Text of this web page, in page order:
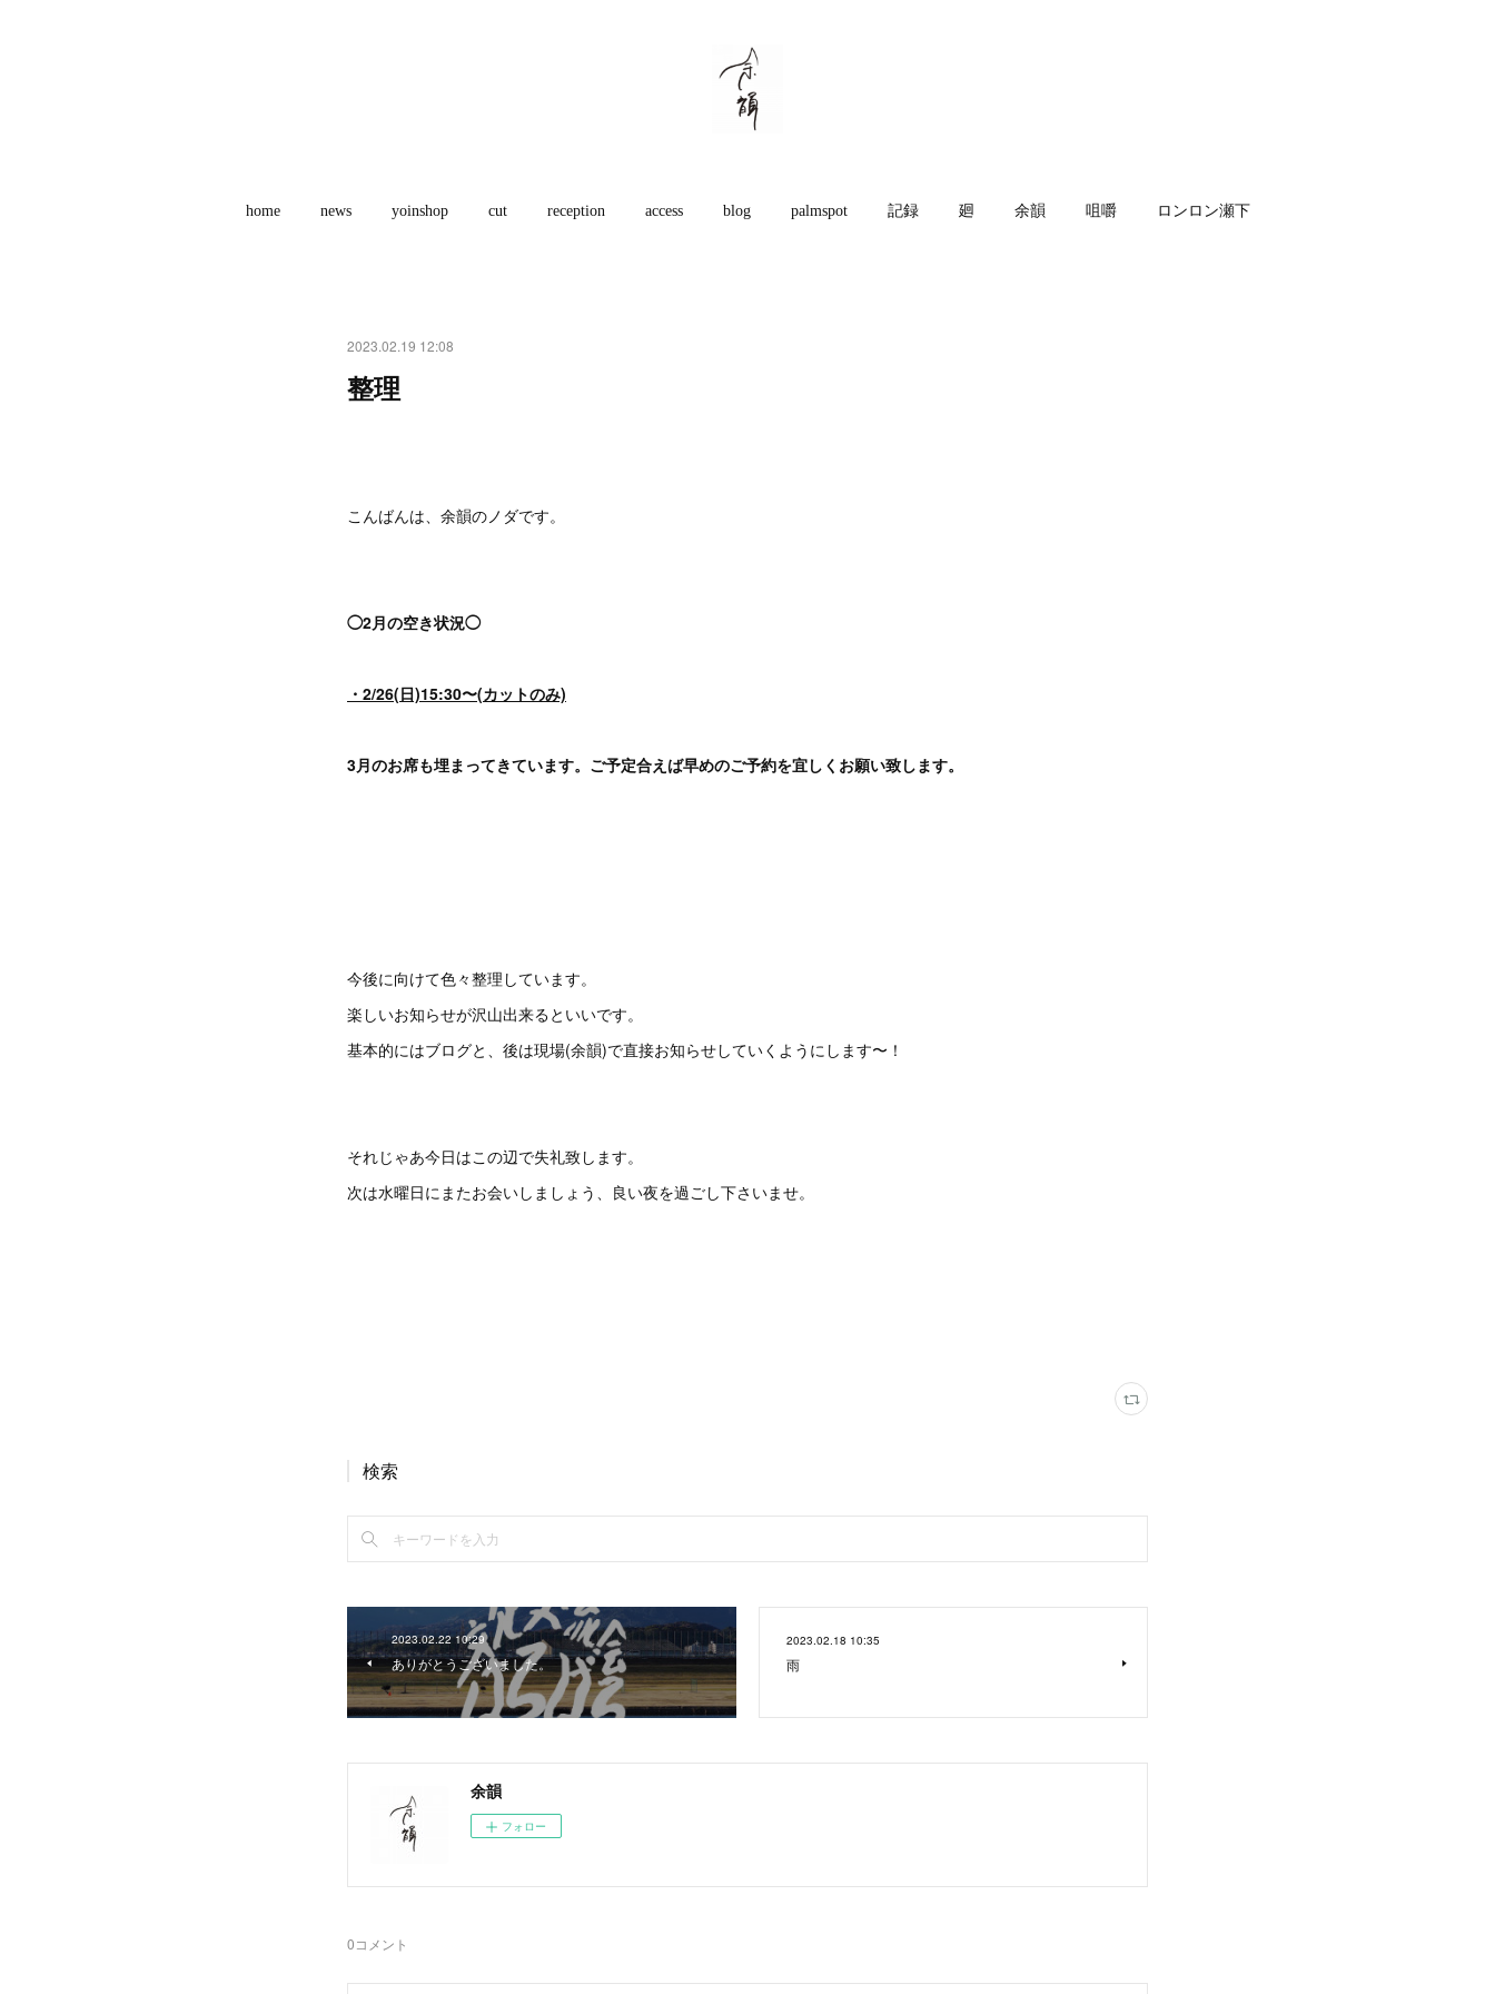
home news yoinshop cut reception access blog palmspot 記録 廻 余韻 咀嚼 ロンロン瀬下
2023.02.19 12:08
整理
こんばんは、余韻のノダです。
◯2月の空き状況◯
・2/26(日)15:30〜(カットのみ)
3月のお席も埋まってきています。ご予定合えば早めのご予約を宜しくお願い致します。
今後に向けて色々整理しています。
楽しいお知らせが沢山出来るといいです。
基本的にはブログと、後は現場(余韻)で直接お知らせしていくようにします〜！
それじゃあ今日はこの辺で失礼致します。
次は水曜日にまたお会いしましょう、良い夜を過ごし下さいませ。
検索
2023.02.22 10:29
ありがとうございました。
2023.02.18 10:35
雨
余韻
フォロー
0コメント